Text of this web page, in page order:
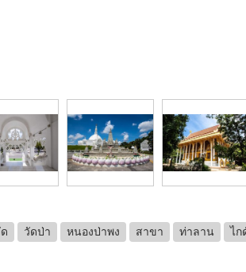
วัดป่า หนองป่าพง สาขา ท่าลาน ไก